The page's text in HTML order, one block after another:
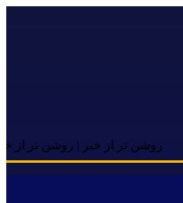
روشن تر از خبر | روشن تر از خبر |